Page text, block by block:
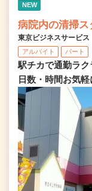
NEW
病院内の清掃ス
東京ビジネスサービ
アルバイト パート
駅チカで通勤ラ
日数・時間お気